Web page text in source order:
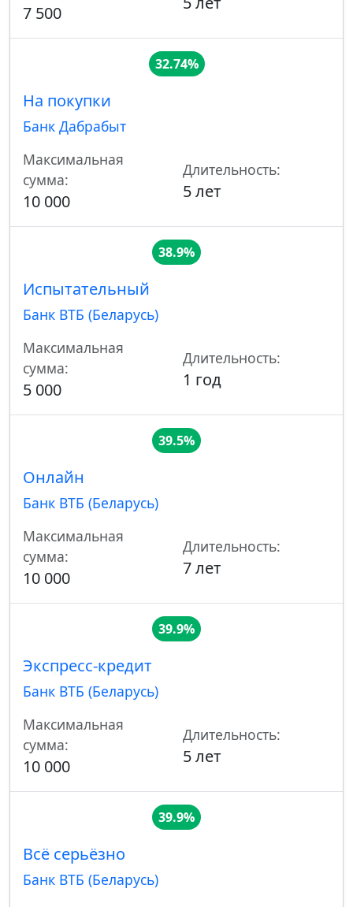
7 500
32.74%
На покупки
Банк Дабрабыт
Максимальная
сумма:
10 000
Длительность:
5 лет
38.9%
Испытательный
Банк ВТБ (Беларусь)
Максимальная
сумма:
5 000
Длительность:
1 год
39.5%
Онлайн
Банк ВТБ (Беларусь)
Максимальная
сумма:
10 000
Длительность:
7 лет
39.9%
Экспресс-кредит
Банк ВТБ (Беларусь)
Максимальная
сумма:
10 000
Длительность:
5 лет
39.9%
Всё серьёзно
Банк ВТБ (Беларусь)